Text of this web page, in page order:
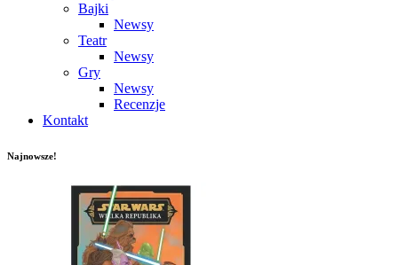
Bajki
Newsy
Teatr
Newsy
Gry
Newsy
Recenzje
Kontakt
Najnowsze!